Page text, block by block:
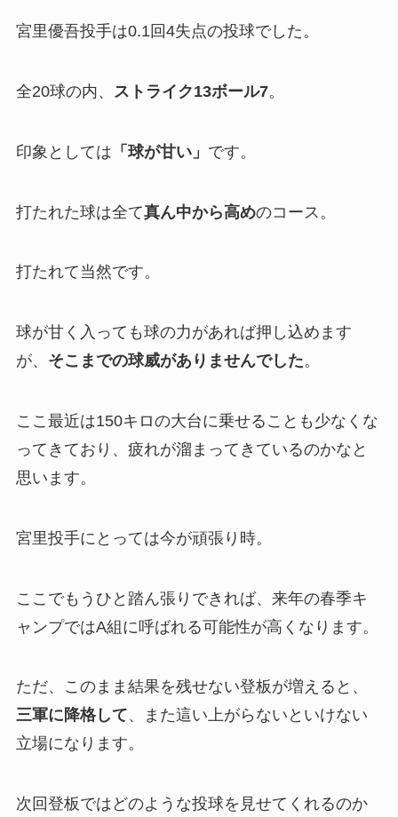
宮里優吾投手は0.1回4失点の投球でした。
全20球の内、 ストライク13ボール7。
印象としては 「 球が甘い」 です。
打たれた球は全て真ん中から高めのコース。
打たれて当然です。
球が甘く入っても球の力があれば押し込めます
が、 そこまでの球威がありませんでした。
ここ最近は150キロの大台に乗せることも少なくな
ってきており、疲れが溜まってきているのかなと
思います。
宮里投手にとっては今が頑張り時。
ここでもうひと踏ん張りできれば、来年の春季キ
ャンプではA組に呼ばれる可能性が高くなります。
ただ、このまま結果を残せない登板が増えると、
三軍に降格して、また這い上がらないといけない
立場になります。
次回登板ではどのような投球を見せてくれるのか